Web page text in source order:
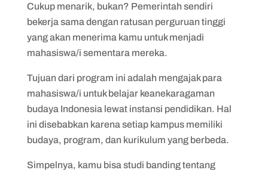
Cukup menarik, bukan? Pemerintah sendiri
bekerja sama dengan ratusan perguruan tinggi
yang akan menerima kamu untuk menjadi
mahasiswa/i sementara mereka.
Tujuan dari program ini adalah mengajak para
mahasiswa/i untuk belajar keanekaragaman
budaya Indonesia lewat instansi pendidikan. Hal
ini disebabkan karena setiap kampus memiliki
budaya, program, dan kurikulum yang berbeda.
Simpelnya, kamu bisa studi banding tentang